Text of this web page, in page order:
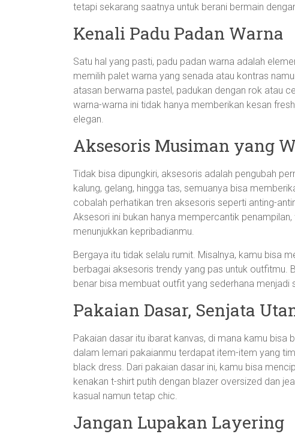
tetapi sekarang saatnya untuk berani bermain
Kenali Padu Padan Warna
Satu hal yang pasti, padu padan warna adalah
memilih palet warna yang senada atau kontras
atasan berwarna pastel, padukan dengan rok atau
warna-warna ini tidak hanya memberikan kesan
elegan.
Aksesoris Musiman yang
Tidak bisa dipungkiri, aksesoris adalah pengubah
kalung, gelang, hingga tas, semuanya bisa
cobalah perhatikan tren aksesoris seperti anting-
Aksesori ini bukan hanya mempercantik
menunjukkan kepribadianmu.
Bergaya itu tidak selalu rumit. Misalnya, kamu bisa
berbagai aksesoris trendy yang pas untuk outfitmu.
benar bisa membuat outfit yang sederhana menjadi
Pakaian Dasar, Senjata
Pakaian dasar itu ibarat kanvas, di mana kamu bisa
dalam lemari pakaianmu terdapat item-item yang
black dress. Dari pakaian dasar ini, kamu bisa
kenakan t-shirt putih dengan blazer oversized dan
kasual namun tetap chic.
Jangan Lupakan Layering